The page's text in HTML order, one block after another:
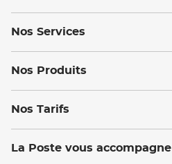
Nos Services
Nos Produits
Nos Tarifs
La Poste vous accompagne